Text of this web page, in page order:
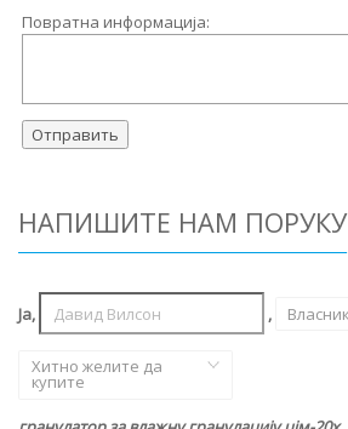
Повратна информација:
НАПИШИТЕ НАМ ПОРУКУ
Ја, ,
Хитно желите да
купите